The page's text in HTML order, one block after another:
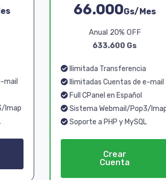
mail
Imap
66.000Gs/Mes
Anual 20% OFF
633.600 Gs
Ilimitada Transferencia
Ilimitadas Cuentas de e-mail
Full CPanel en Español
Sistema Webmail/Pop3/
Soporte a PHP y MySQL
Crear
Cuenta